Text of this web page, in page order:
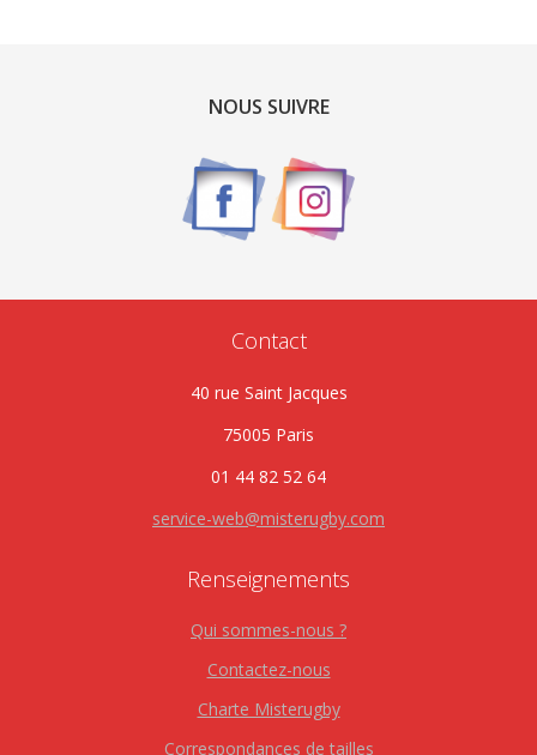
NOUS SUIVRE
Contact
40 rue Saint Jacques
75005 Paris
01 44 82 52 64
service-web@misterugby.com
Renseignements
Qui sommes-nous ?
Contactez-nous
Charte Misterugby
Correspondances de tailles